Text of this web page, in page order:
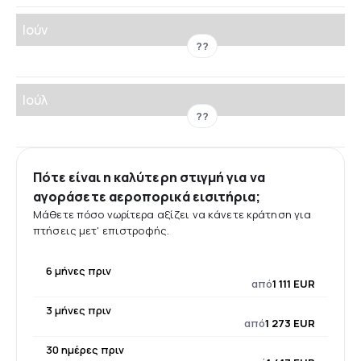
Ιούν
??
Ιούλ
??
Πότε είναι η καλύτερη στιγμή για να
αγοράσετε αεροπορικά εισιτήρια;
Μάθετε πόσο νωρίτερα αξίζει να κάνετε κράτηση για
πτήσεις μετ' επιστροφής.
6 μήνες πριν
από1 111 EUR
3 μήνες πριν
από1 273 EUR
30 ημέρες πριν